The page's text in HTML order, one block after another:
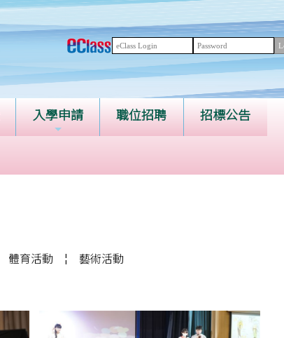
入學申請 職位招聘 招標公告
體育活動 ¦ 藝術活動